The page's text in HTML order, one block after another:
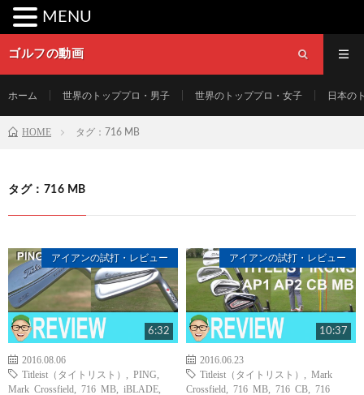
ゴルフの動画
ホーム 世界のトッププロ・男子 世界のトッププロ・女子 日本の
HOME タグ：716 MB
タグ：716 MB
アイアンの試打・レビュー
6:32
2016.08.06
Titleist（タイトリスト）
PING
Mark Crossfield
716 MB iBLADE
アイアンの試打・レビュー
10:37
2016.06.23
Titleist（タイトリスト）
Mark
Crossfield
716 MB 716 CB
716
MENU